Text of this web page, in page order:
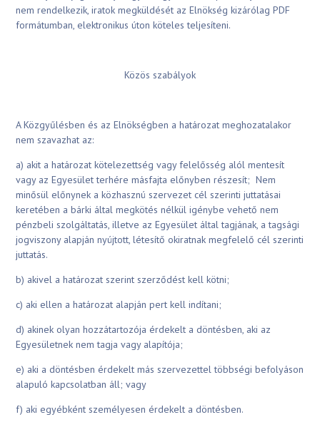
nem rendelkezik, iratok megküldését az Elnökség kizárólag PDF
formátumban, elektronikus úton köteles teljesíteni.
Közös szabályok
A Közgyűlésben és az Elnökségben a határozat meghozatalakor
nem szavazhat az:
a) akit a határozat kötelezettség vagy felelősség alól mentesít
vagy az Egyesület terhére másfajta előnyben részesít; Nem
minősül előnynek a közhasznú szervezet cél szerinti juttatásai
keretében a bárki által megkötés nélkül igénybe vehető nem
pénzbeli szolgáltatás, illetve az Egyesület által tagjának, a tagsági
jogviszony alapján nyújtott, létesítő okiratnak megfelelő cél szerinti
juttatás.
b) akivel a határozat szerint szerződést kell kötni;
c) aki ellen a határozat alapján pert kell indítani;
d) akinek olyan hozzátartozója érdekelt a döntésben, aki az
Egyesületnek nem tagja vagy alapítója;
e) aki a döntésben érdekelt más szervezettel többségi befolyáson
alapuló kapcsolatban áll; vagy
f) aki egyébként személyesen érdekelt a döntésben.